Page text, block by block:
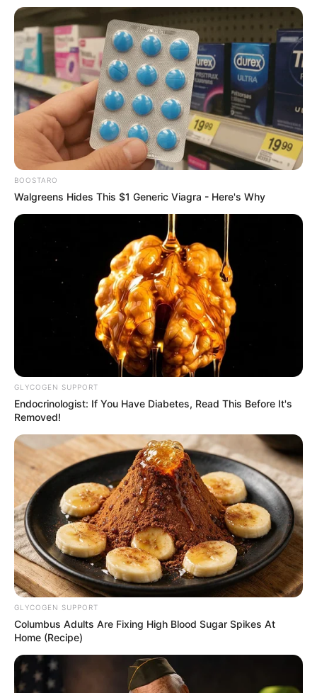
FALE CONOSCO
E-mail*
Mensagem*
BUSCAR
BOOSTARO
Walgreens Hides This $1 Generic Viagra - Here's Why
GLYCOGEN SUPPORT
Endocrinologist: If You Have Diabetes, Read This Before It's
Removed!
GLYCOGEN SUPPORT
Columbus Adults Are Fixing High Blood Sugar Spikes At
Home (Recipe)